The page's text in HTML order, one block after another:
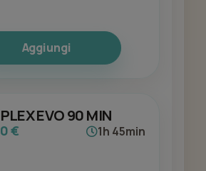
Aggiungi
EVO 90 MIN
€ 1h 45min